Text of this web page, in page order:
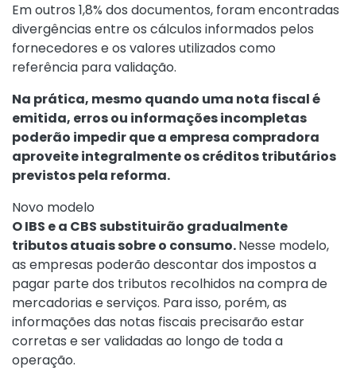
Em outros 1,8% dos documentos, foram encontradas
divergências entre os cálculos informados pelos
fornecedores e os valores utilizados como
referência para validação.
Na prática, mesmo quando uma nota fiscal é
emitida, erros ou informações incompletas
poderão impedir que a empresa compradora
aproveite integralmente os créditos tributários
previstos pela reforma.
Novo modelo
O IBS e a CBS substituirão gradualmente
tributos atuais sobre o consumo.Nesse modelo,
as empresas poderão descontar dos impostos a
pagar parte dos tributos recolhidos na compra de
mercadorias e serviços. Para isso, porém, as
informações das notas fiscais precisarão estar
corretas e ser validadas ao longo de toda a
operação.